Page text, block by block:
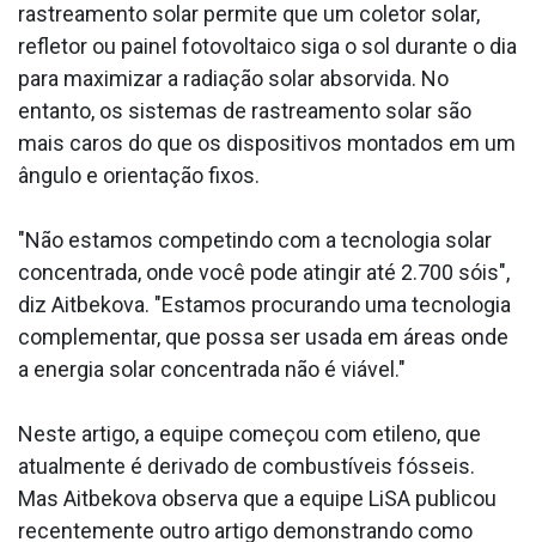
rastreamento solar permite que um coletor solar,
refletor ou painel fotovoltaico siga o sol durante o dia
para maximizar a radiação solar absorvida. No
entanto, os sistemas de rastreamento solar são
mais caros do que os dispositivos montados em um
ângulo e orientação fixos.
"Não estamos competindo com a tecnologia solar
concentrada, onde você pode atingir até 2.700 sóis",
diz Aitbekova. "Estamos procurando uma tecnologia
complementar, que possa ser usada em áreas onde
a energia solar concentrada não é viável."
Neste artigo, a equipe começou com etileno, que
atualmente é derivado de combustíveis fósseis.
Mas Aitbekova observa que a equipe LiSA publicou
recentemente outro artigo demonstrando como